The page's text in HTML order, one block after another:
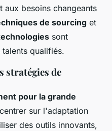
aux besoins changeants
de sourcing et
sont
qualifiés.
stratégies de
pour la grande
sur l'adaptation
des outils innovants,